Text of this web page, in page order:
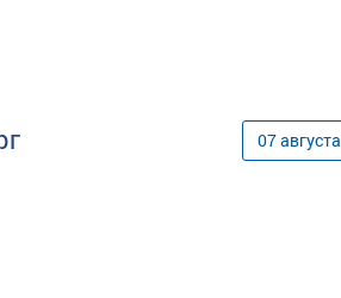
07августа